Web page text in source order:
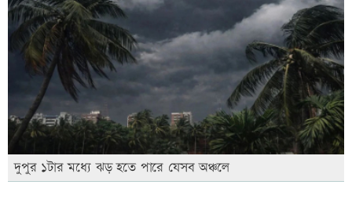
দুপুর ১টার মধ্যে ঝড় হতে পারে যেসব অঞ্চলে